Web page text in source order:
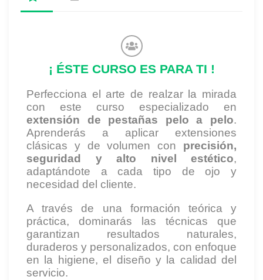
¡ ÉSTE CURSO ES PARA TI !
Perfecciona el arte de realzar la mirada
con este curso especializado en
extensión de pestañas pelo a pelo.
Aprenderás a aplicar extensiones
clásicas y de volumen con precisión,
seguridad y alto nivel estético,
adaptándote a cada tipo de ojo y
necesidad del cliente.
A través de una formación teórica y
práctica, dominarás las técnicas que
garantizan resultados naturales,
duraderos y personalizados, con enfoque
en la higiene, el diseño y la calidad del
servicio.